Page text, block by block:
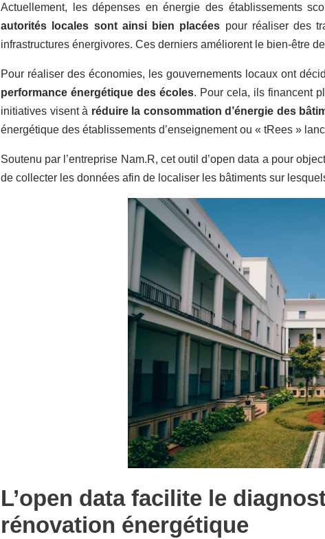
Actuellement, les dépenses en énergie des établissements
autorités locales sont ainsi bien placées pour réaliser des
infrastructures énergivores. Ces derniers améliorent le bien-être
Pour réaliser des économies, les gouvernements locaux ont
performance énergétique des écoles. Pour cela, ils financent
initiatives visent à réduire la consommation d’énergie des
énergétique des établissements d’enseignement ou « tRees »
Soutenu par l’entreprise Nam.R, cet outil d’open data a pour
de collecter les données afin de localiser les bâtiments sur
L’open data facilite le
rénovation énergétique